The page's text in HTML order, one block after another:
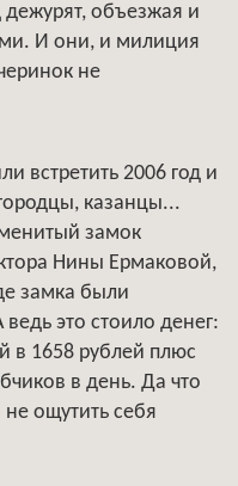
объезжая и
И они, и милиция
не
встретить 2006 год и
казанцы...
замок
Нины Ермаковой,
замка были
это стоило денег:
в 1658 рублей плюс
в день. Да что
ощутить себя